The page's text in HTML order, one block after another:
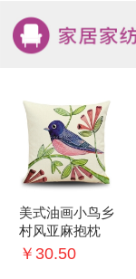
美式油画小鸟乡
村风亚麻抱枕
￥30.50